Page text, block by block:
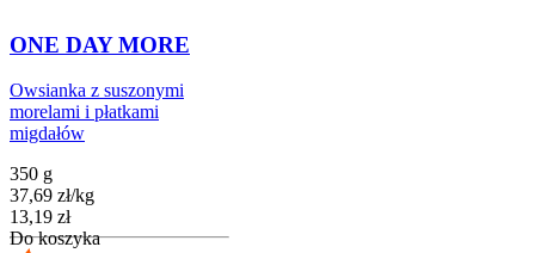
ONE DAY MORE
Owsianka z suszonymi
morelami i płatkami
migdałów
350 g
37,69 zł/kg
Cena
13,19 zł
Do koszyka